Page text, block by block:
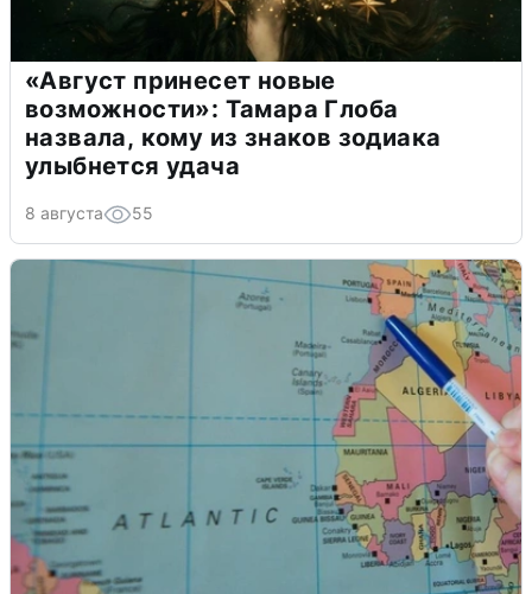
«Август принесет новые
возможности»: Тамара Глоба
назвала, кому из знаков зодиака
улыбнется удача
8 августа 55